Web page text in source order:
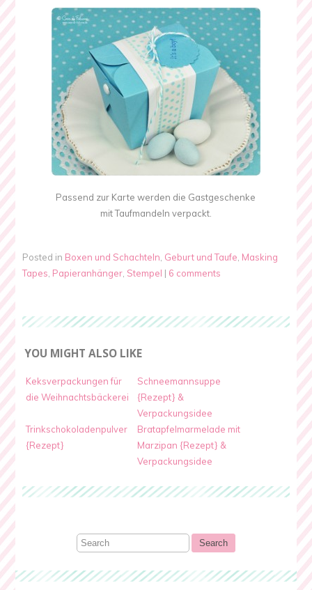
Passend zur Karte werden die Gastgeschenke
mit Taufmandeln verpackt.
Posted in Boxen und Schachteln, Geburt und Taufe, Masking
Tapes, Papieranhänger, Stempel | 6 comments
YOU MIGHT ALSO LIKE
Keksverpackungen für
die Weihnachtsbäckerei
Schneemannsuppe
{Rezept} &
Verpackungsidee
Trinkschokoladenpulver
{Rezept}
Bratapfelmarmelade mit
Marzipan {Rezept} &
Verpackungsidee